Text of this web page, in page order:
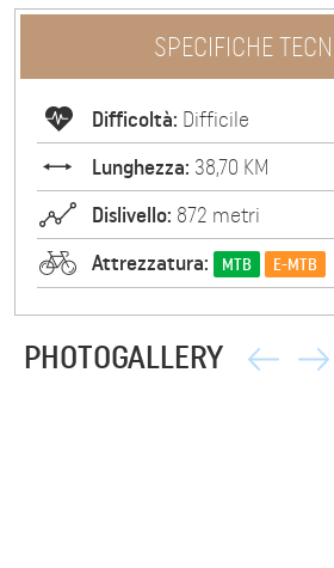
SPECIFICHE
Difficoltà: Difficile
Lunghezza: 38,70 KM
Dislivello: 872 metri
Attrezzatura:
MTB E-MTB
PHOTOGALLERY